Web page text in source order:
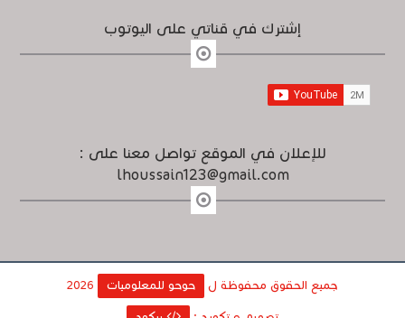
إشترك في قناتي على اليوتوب
للإعلان في الموقع تواصل معنا على :
lhoussain123@gmail.com
جميع الحقوق محفوظة ل حوحو للمعلوميات